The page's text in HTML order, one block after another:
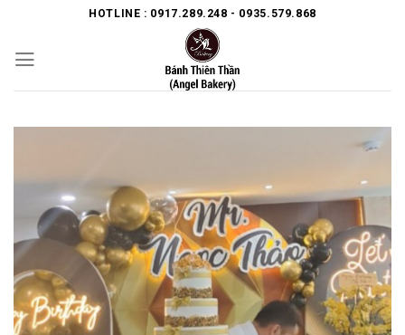
content
HOTLINE : 0917.289.248 - 0935.579.868